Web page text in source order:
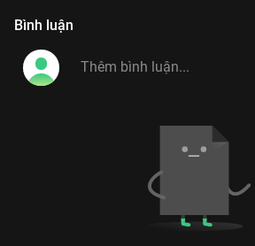
sự tham gia góp mặt của nhiều thế hệ nghệ sĩ
tài năng trong nhiều lĩnh vực của showbiz
điểm hẹn cuối tuần lý tưởng cho khán giả mọi
lứa tuổi những phút giây thư giãn hoản hảo.
#vitamin_cuoi_2014
Bình luận